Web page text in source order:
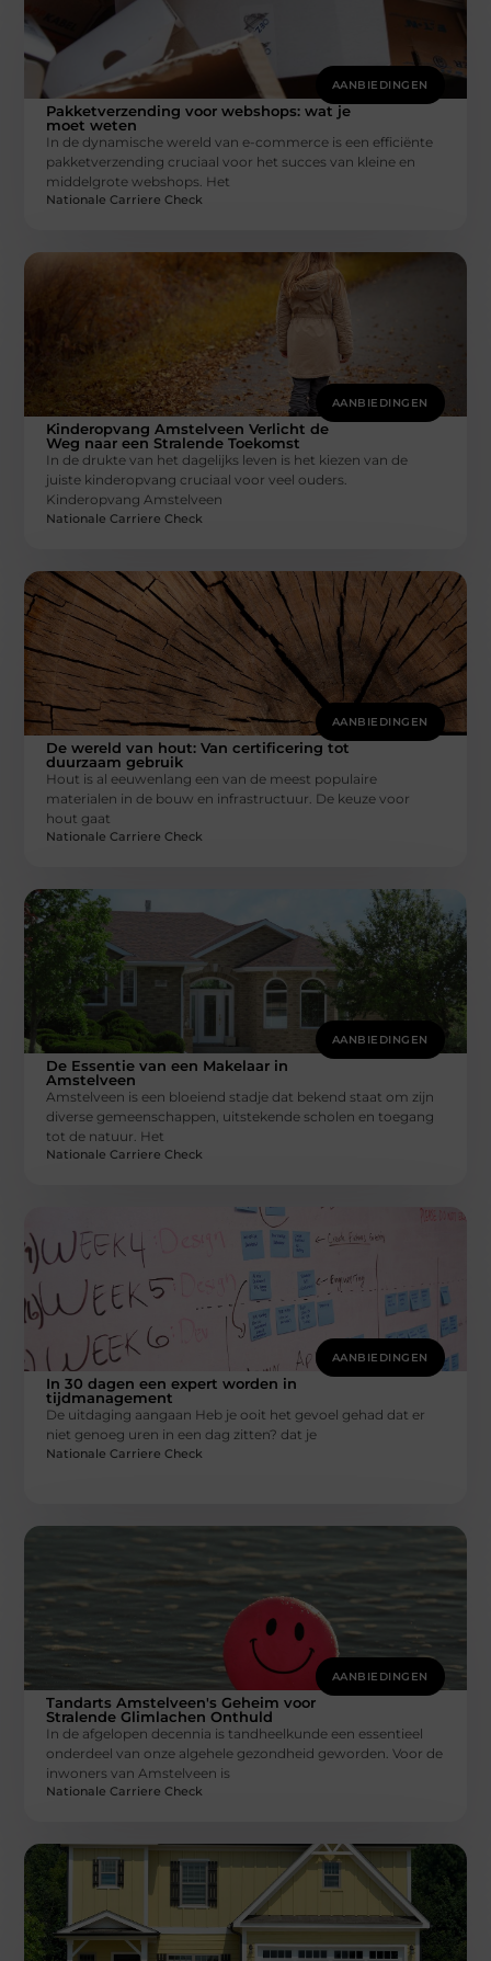
AANBIEDINGEN
Pakketverzending voor webshops: wat je
moet weten
In de dynamische wereld van e-commerce is een efficiënte
pakketverzending cruciaal voor het succes van kleine en
middelgrote webshops. Het
Nationale Carriere Check
AANBIEDINGEN
Kinderopvang Amstelveen Verlicht de
Weg naar een Stralende Toekomst
In de drukte van het dagelijks leven is het kiezen van de
juiste kinderopvang cruciaal voor veel ouders.
Kinderopvang Amstelveen
Nationale Carriere Check
AANBIEDINGEN
De wereld van hout: Van certificering tot
duurzaam gebruik
Hout is al eeuwenlang een van de meest populaire
materialen in de bouw en infrastructuur. De keuze voor
hout gaat
Nationale Carriere Check
AANBIEDINGEN
De Essentie van een Makelaar in
Amstelveen
Amstelveen is een bloeiend stadje dat bekend staat om zijn
diverse gemeenschappen, uitstekende scholen en toegang
tot de natuur. Het
Nationale Carriere Check
AANBIEDINGEN
In 30 dagen een expert worden in
tijdmanagement
De uitdaging aangaan Heb je ooit het gevoel gehad dat er
niet genoeg uren in een dag zitten? dat je
Nationale Carriere Check
AANBIEDINGEN
Tandarts Amstelveen's Geheim voor
Stralende Glimlachen Onthuld
In de afgelopen decennia is tandheelkunde een essentieel
onderdeel van onze algehele gezondheid geworden. Voor de
inwoners van Amstelveen is
Nationale Carriere Check